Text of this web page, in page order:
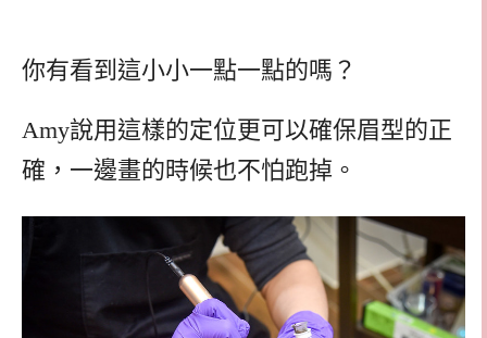
你有看到這小小一點一點的嗎？
Amy說用這樣的定位更可以確保眉型的正
確，一邊畫的時候也不怕跑掉。